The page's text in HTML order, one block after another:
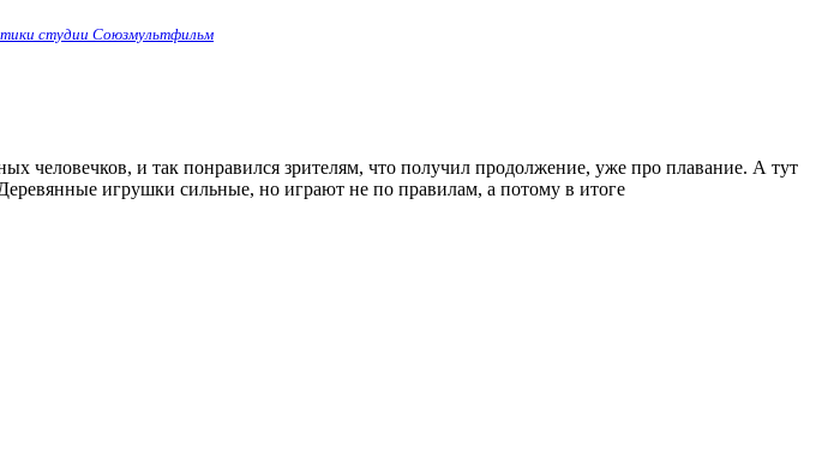
студии Союзмультфильм
человечков, и так понравился зрителям, что получил продолжение, уже про плавание. А тут
игрушки сильные, но играют не по правилам, а потому в итоге